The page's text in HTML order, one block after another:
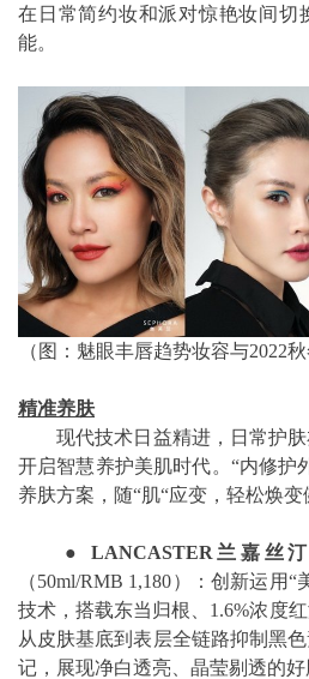
在日常简约妆和派对惊艳妆间切
能。
（图：魅眼丰唇趋势妆容与2022
精准养肤
现代技术日益精进，日常护肤
开启智慧养护美肌时代。“内修护
养肤方案，随“肌“应变，轻松焕变
● LANCASTER 兰嘉丝
（50ml/RMB 1,180）：创新运
技术，搭载东当归根、1.6%浓度
从皮肤基底到表层全链路抑制黑
记，展现净白透亮、晶莹剔透的好